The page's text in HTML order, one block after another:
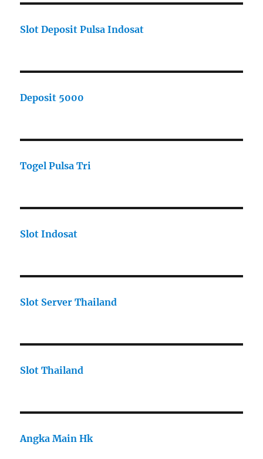
Slot Deposit Pulsa Indosat
Deposit 5000
Togel Pulsa Tri
Slot Indosat
Slot Server Thailand
Slot Thailand
Angka Main Hk